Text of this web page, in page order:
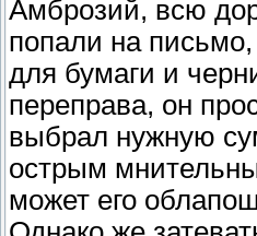
Амброзий, всю
попали на
для бумаги и
переправа, он
выбрал нужную
острым
может его